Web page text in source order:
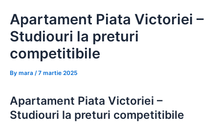
content
Apartament Piata Victoriei –
Studiouri la preturi
competitibile
By mara /7 martie 2025
Apartament Piata Victoriei –
Studiouri la preturi competitibile